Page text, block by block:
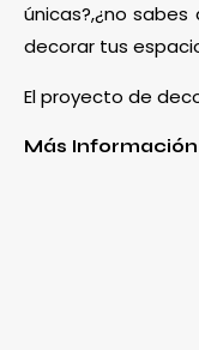
únicas?,¿no
decorar tus
El proyecto de
Más Información